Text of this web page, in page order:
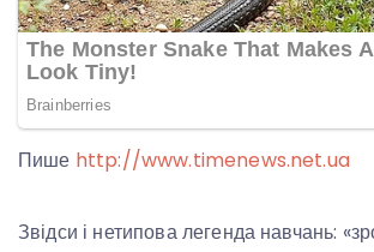
Пише http://www.timenews.net.ua
Звідси і нетипова легенда навчань: